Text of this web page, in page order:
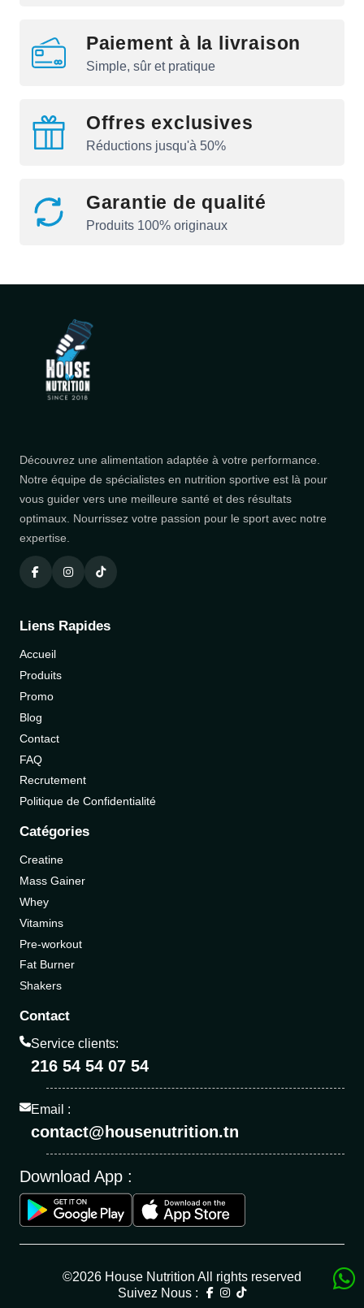
Paiement à la livraison
Simple, sûr et pratique
Offres exclusives
Réductions jusqu'à 50%
Garantie de qualité
Produits 100% originaux
Découvrez une alimentation adaptée à votre performance.
Notre équipe de spécialistes en nutrition sportive est là pour
vous guider vers une meilleure santé et des résultats
optimaux. Nourrissez votre passion pour le sport avec notre
expertise.
Liens Rapides
Accueil
Produits
Promo
Blog
Contact
FAQ
Recrutement
Politique de Confidentialité
Catégories
Creatine
Mass Gainer
Whey
Vitamins
Pre-workout
Fat Burner
Shakers
Contact
Service clients:
216 54 54 07 54
Email :
contact@housenutrition.tn
Download App :
©2026 House Nutrition All rights reserved
Suivez Nous :